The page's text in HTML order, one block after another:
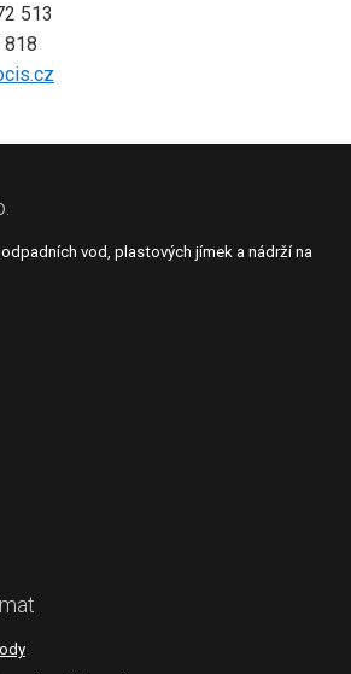
513
818
vod, plastových jímek a nádrží na